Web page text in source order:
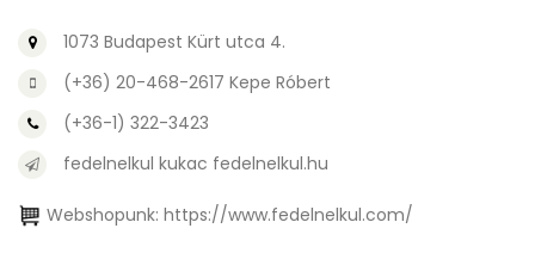
1073 Budapest Kürt utca 4.
(+36) 20-468-2617 Kepe Róbert
(+36-1) 322-3423
fedelnelkul kukac fedelnelkul.hu
Webshopunk: https://www.fedelnelkul.com/